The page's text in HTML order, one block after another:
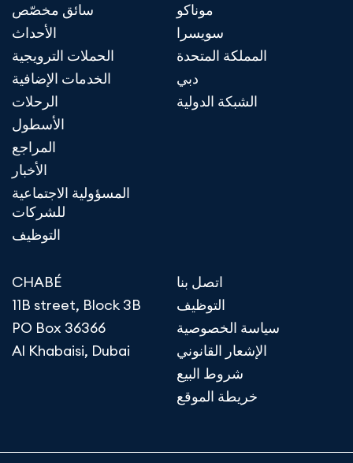
سائق مخصّص
الأحداث
الحملات الترويجية
الخدمات الإضافية
الرحلات
الأسطول
المراجع
الأخبار
المسؤولية الاجتماعية
للشركات
التوظيف
موناكو
سويسرا
المملكة المتحدة
دبي
الشبكة الدولية
CHABÉ
11B street, Block 3B
PO Box 36366
Al Khabaisi, Dubai
اتصل بنا
التوظيف
سياسة الخصوصية
الإشعار القانوني
شروط البيع
خريطة الموقع